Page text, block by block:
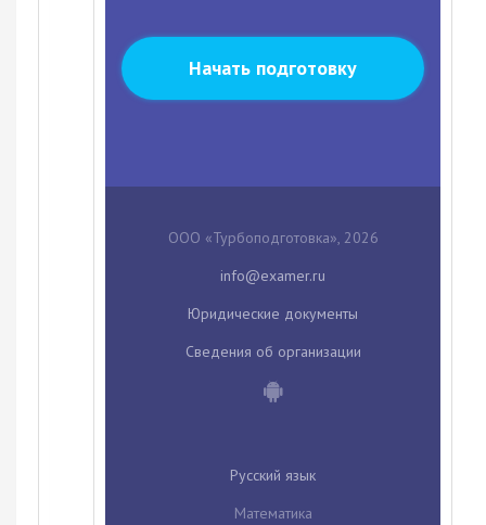
Начать подготовку
ООО «Турбоподготовка», 2026
Юридические документы
Сведения об организации
Русский язык
Математика